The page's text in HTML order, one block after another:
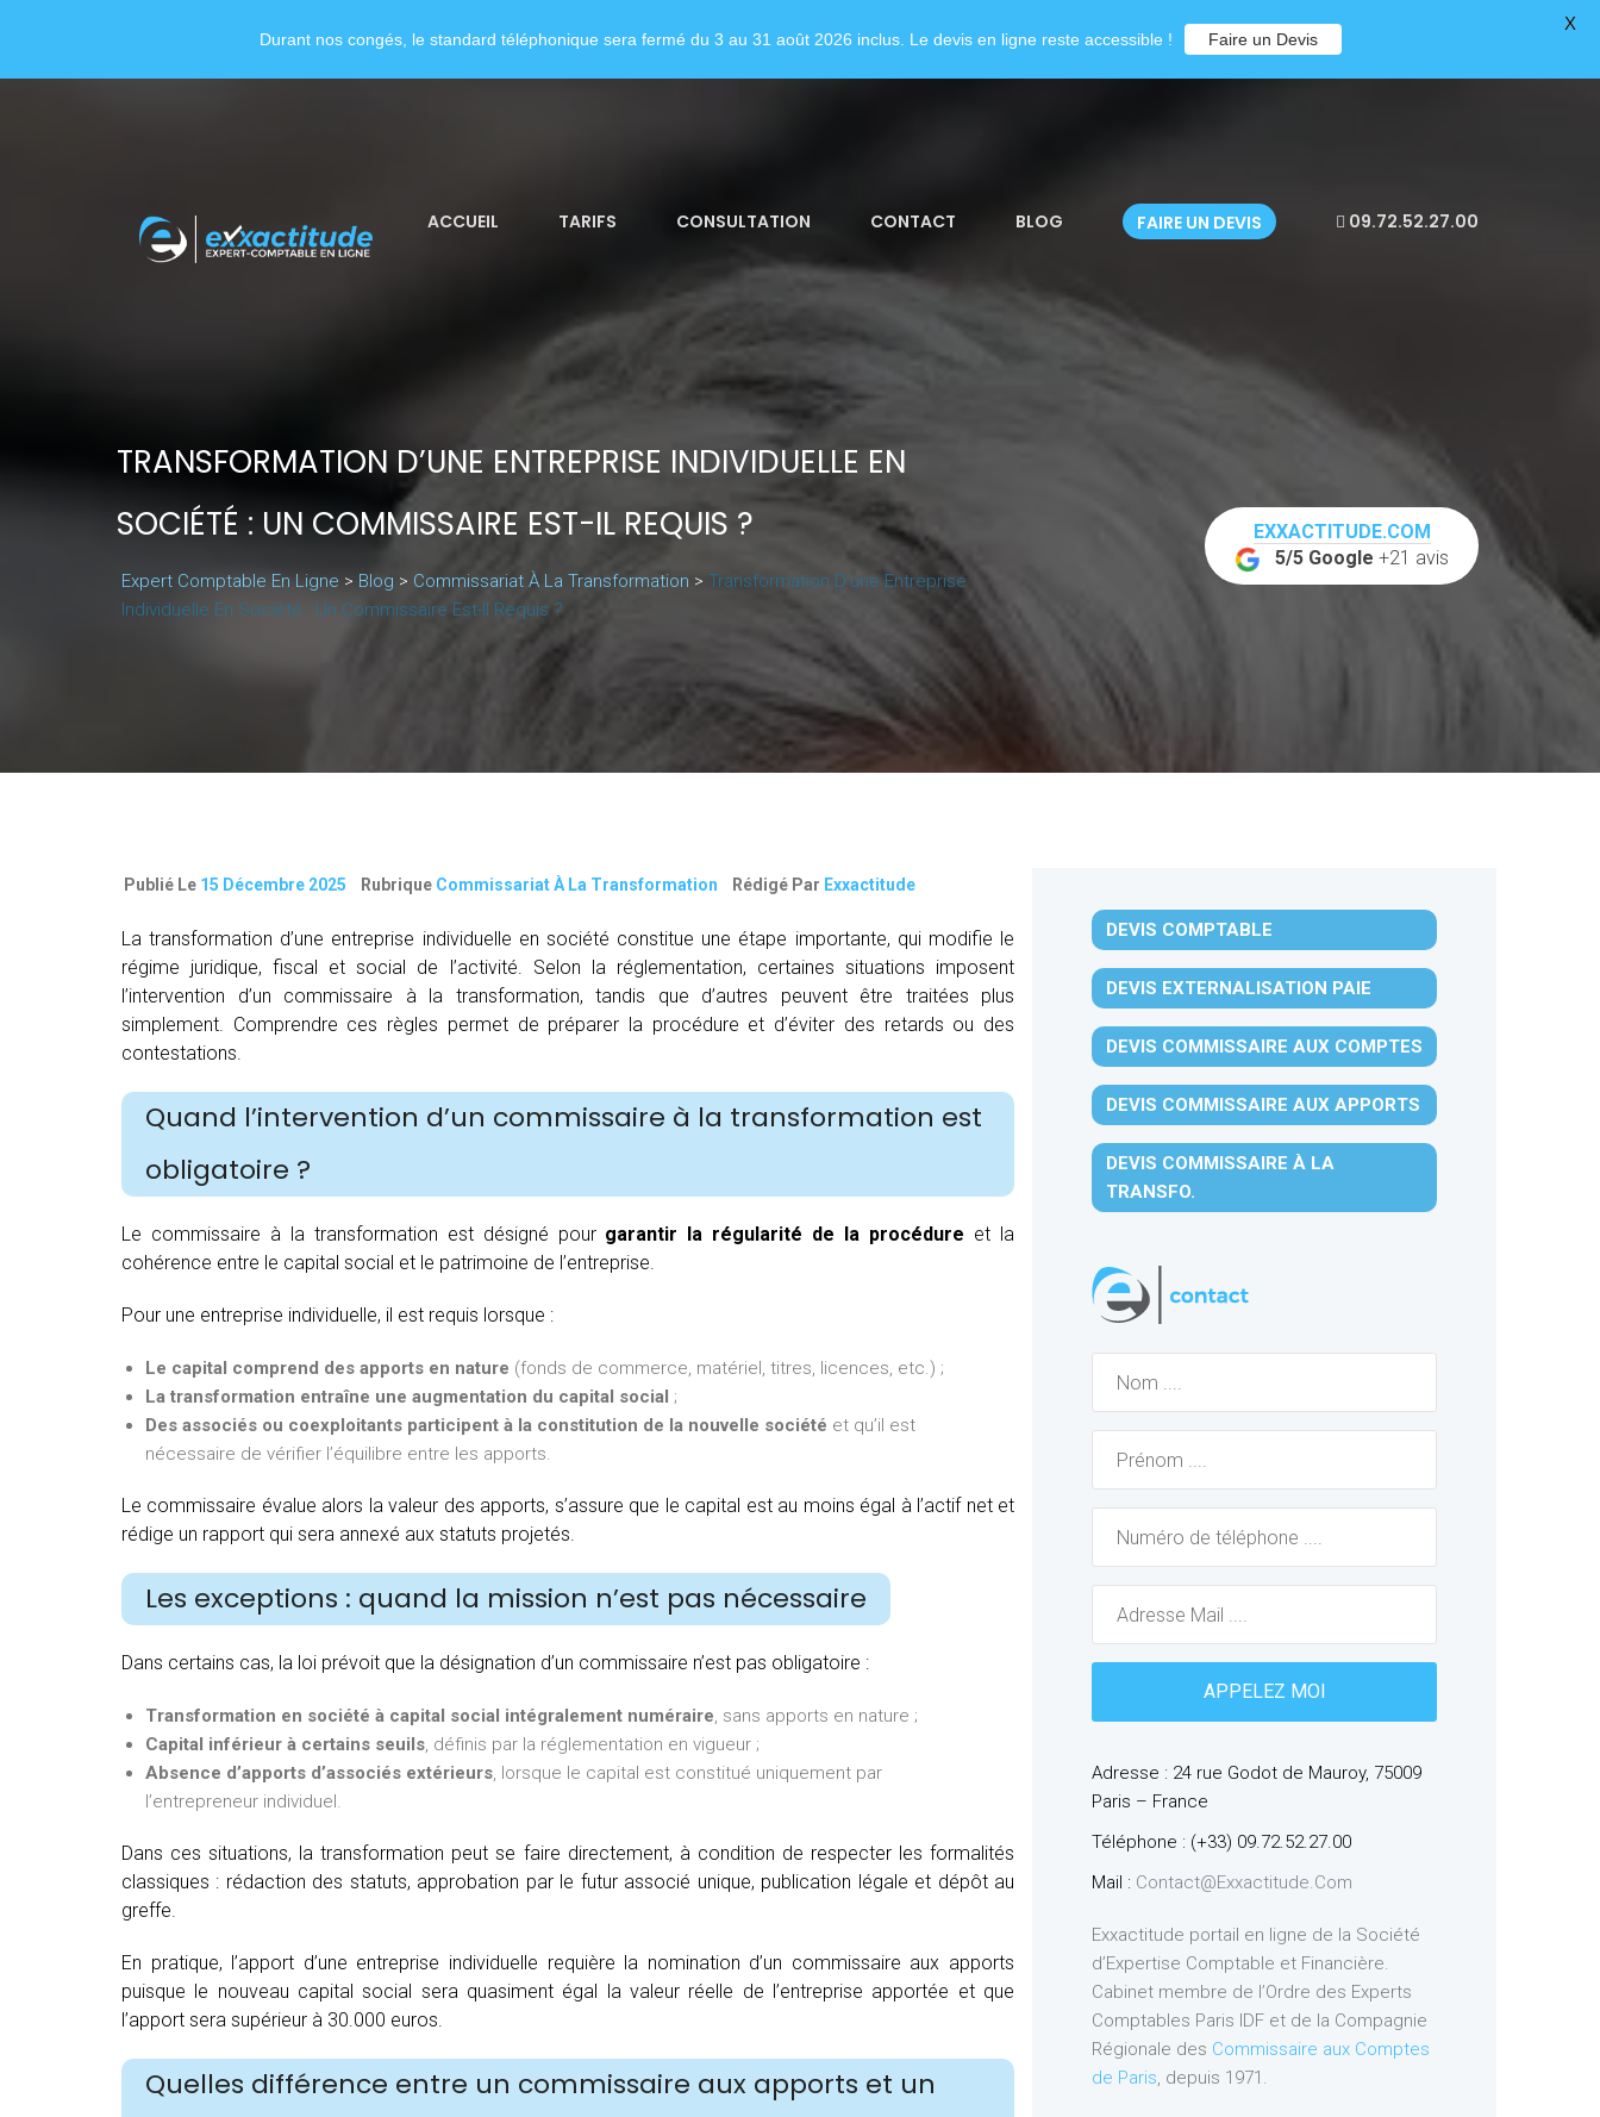
ACCUEIL TARIFS CONSULTATION CONTACT BLOG FAIRE UN DEVIS 09.72.52.27.00
TRANSFORMATION D’UNE ENTREPRISE INDIVIDUELLE EN
SOCIÉTÉ : UN COMMISSAIRE EST-IL REQUIS ?
Expert Comptable En Ligne > Blog > Commissariat À La Transformation > Transformation D’une Entreprise
Individuelle En Société : Un Commissaire Est-Il Requis ?
EXXACTITUDE.COM
5/5 Google +21 avis
Publié Le 15 Décembre 2025 Rubrique Commissariat À La Transformation Rédigé Par Exxactitude
La transformation d’une entreprise individuelle en société constitue une étape importante, qui modifie le
régime juridique, fiscal et social de l’activité. Selon la réglementation, certaines situations imposent
l’intervention d’un commissaire à la transformation, tandis que d’autres peuvent être traitées plus
simplement. Comprendre ces règles permet de préparer la procédure et d’éviter des retards ou des
contestations.
Quand l’intervention d’un commissaire à la transformation est
obligatoire ?
Le commissaire à la transformation est désigné pour garantir la régularité de la procédure et la
cohérence entre le capital social et le patrimoine de l’entreprise.
Pour une entreprise individuelle, il est requis lorsque :
Le capital comprend des apports en nature (fonds de commerce, matériel, titres, licences, etc.) ;
La transformation entraîne une augmentation du capital social ;
Des associés ou coexploitants participent à la constitution de la nouvelle société et qu’il est
nécessaire de vérifier l’équilibre entre les apports.
Le commissaire évalue alors la valeur des apports, s’assure que le capital est au moins égal à l’actif net et
rédige un rapport qui sera annexé aux statuts projetés.
Les exceptions : quand la mission n’est pas nécessaire
Dans certains cas, la loi prévoit que la désignation d’un commissaire n’est pas obligatoire :
Transformation en société à capital social intégralement numéraire, sans apports en nature ;
Capital inférieur à certains seuils, définis par la réglementation en vigueur ;
Absence d’apports d’associés extérieurs, lorsque le capital est constitué uniquement par
l’entrepreneur individuel.
Dans ces situations, la transformation peut se faire directement, à condition de respecter les formalités
classiques : rédaction des statuts, approbation par le futur associé unique, publication légale et dépôt au
greffe.
En pratique, l’apport d’une entreprise individuelle requière la nomination d’un commissaire aux apports
puisque le nouveau capital social sera quasiment égal la valeur réelle de l’entreprise apportée et que
l’apport sera supérieur à 30.000 euros.
Quelles différence entre un commissaire aux apports et un
DEVIS COMPTABLE
DEVIS EXTERNALISATION PAIE
DEVIS COMMISSAIRE AUX COMPTES
DEVIS COMMISSAIRE AUX APPORTS
DEVIS COMMISSAIRE À LA
TRANSFO.
Adresse : 24 rue Godot de Mauroy, 75009
Paris – France
Téléphone : (+33) 09.72.52.27.00
Mail : Contact@exxactitude.com
Exxactitude portail en ligne de la Société
d’Expertise Comptable et Financière.
Cabinet membre de l’Ordre des Experts
Comptables Paris IDF et de la Compagnie
Régionale des Commissaire aux Comptes
de Paris, depuis 1971.
Durant nos congés, le standard téléphonique sera fermé du 3 au 31 août 2026 inclus. Le devis en ligne reste accessible ! Faire un Devis
X